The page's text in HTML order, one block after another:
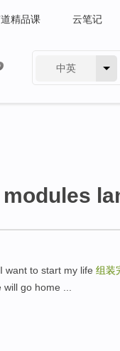
精品课 云笔记
中英
want to start my life 组装
go home ...